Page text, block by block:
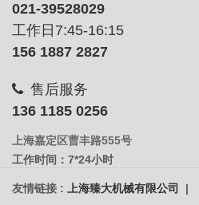
021-39528029
工作日7:45-16:15
156 1887 2827
售后服务
136 1185 0256
上海嘉定区曹丰路555号
工作时间：7*24小时
友情链接 : 上海臻大机械有限公司 |